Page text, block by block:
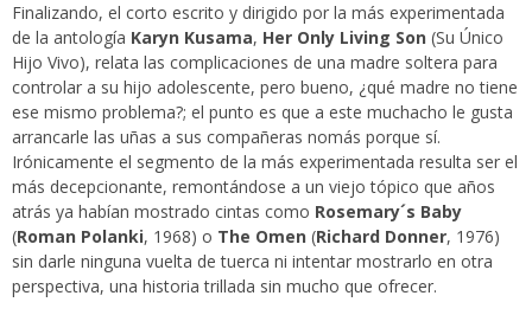
Finalizando, el corto escrito y dirigido por la más experimentada
de la antología Karyn Kusama, Her Only Living Son (Su Único
Hijo Vivo), relata las complicaciones de una madre soltera para
controlar a su hijo adolescente, pero bueno, ¿qué madre no tiene
ese mismo problema?; el punto es que a este muchacho le gusta
arrancarle las uñas a sus compañeras nomás porque sí.
Irónicamente el segmento de la más experimentada resulta ser el
más decepcionante, remontándose a un viejo tópico que años
atrás ya habían mostrado cintas como Rosemary´s Baby
(Roman Polanki, 1968) o The Omen (Richard Donner, 1976)
sin darle ninguna vuelta de tuerca ni intentar mostrarlo en otra
perspectiva, una historia trillada sin mucho que ofrecer.